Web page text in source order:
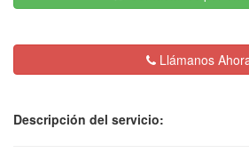
Llámanos
Descripción del servicio: